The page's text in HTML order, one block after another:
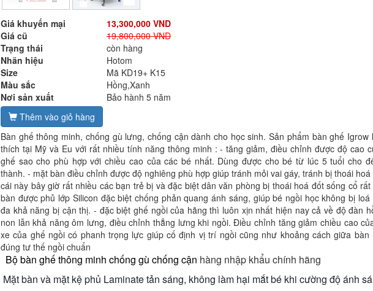
Giá khuyến mại
13,300,000 VND
Giá cũ
19,800,000 VND
Trạng thái
còn hàng
Nhãn hiệu
Hotom
Size
Mã KD19+ K15
Màu sắc
Hồng,Xanh
Nơi sản xuất
Bảo hành 5 năm
Thêm vào giỏ hàng
Bàn ghế thông minh, chống gù lưng, chống cận dành cho học sinh. Sản phẩm bàn ghế
thích tại Mỹ và Eu với rất nhiều tính năng thông minh : - tăng giảm, điều chỉnh được độ cao
ghế sao cho phù hợp với chiều cao của các bé nhất. Dùng được cho bé từ lúc 5 tuổi cho
thành. - mặt bàn điều chỉnh được độ nghiêng phù hợp giúp tránh mỏi vai gáy, tránh bị thoái
cái này bây giờ rất nhiều các bạn trẻ bị và đặc biệt dân văn phòng bị thoái hoá đốt sống cổ
bàn được phủ lớp Silicon đặc biệt chống phản quang ánh sáng, giúp bé ngồi học không bị
đa khả năng bị cận thị. - đặc biệt ghế ngồi của hãng thì luôn xịn nhất hiện nay cả về độ đàn
non lẫn khả năng ôm lưng, điều chỉnh thẳng lưng khi ngồi. Điều chỉnh tăng giảm chiều cao
xe của ghế ngồi có phanh trọng lực giúp cố định vị trí ngồi cũng như khoảng cách giữa
đúng tư thế ngồi chuẩn
Bộ bàn ghế thông minh chống gù chống cận hàng nhập khẩu chính hãng
Mặt bàn và mặt kệ phủ Laminate tản sáng, không làm hại mắt bé khi cường độ ánh